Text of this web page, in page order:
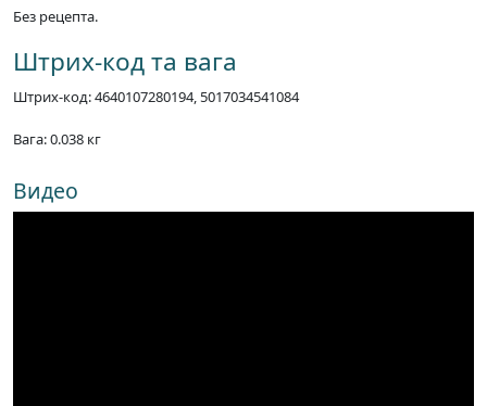
Без рецепта.
Штрих-код та вага
Штрих-код: 4640107280194, 5017034541084
Вага: 0.038 кг
Видео